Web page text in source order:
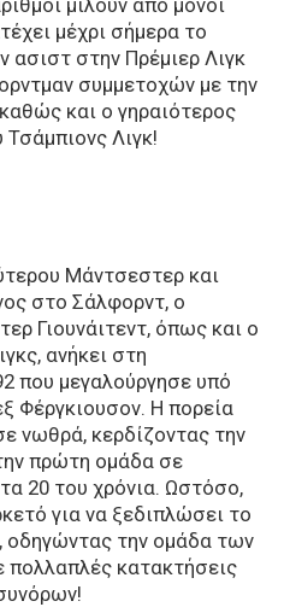
μιλούν από μόνοι
μέχρι σήμερα το
στην Πρέμιερ Λιγκ
συμμετοχών με την
και ο γηραιότερος
Λιγκ!
Μάντσεστερ και
στο Σάλφορντ, ο
Γιουνάιτεντ, όπως και ο
ανήκει στη
που μεγαλούργησε υπό
Φέργκιουσον. Η πορεία
νωθρά, κερδίζοντας την
πρώτη ομάδα σε
20 του χρόνια. Ωστόσο,
για να ξεδιπλώσει το
οδηγώντας την ομάδα των
κατακτήσεις